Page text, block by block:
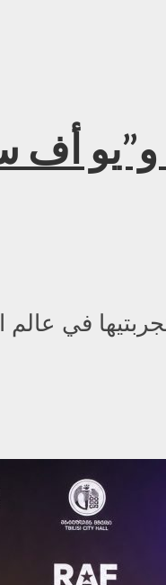
أف
في عالم